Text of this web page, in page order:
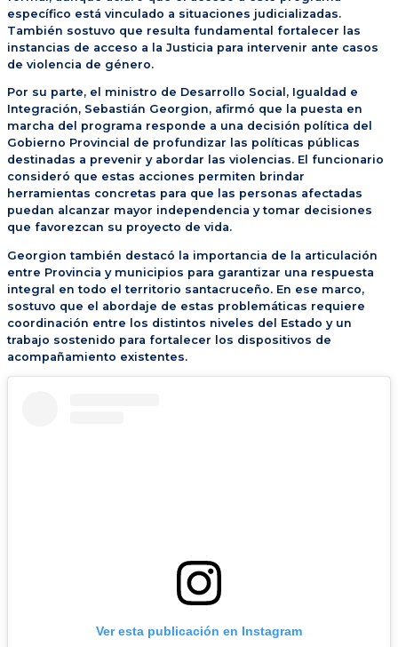
específico está vinculado a situaciones judicializadas.
También sostuvo que resulta fundamental fortalecer las
instancias de acceso a la Justicia para intervenir ante casos
de violencia de género.
Por su parte, el ministro de Desarrollo Social, Igualdad e
Integración, Sebastián Georgion, afirmó que la puesta en
marcha del programa responde a una decisión política del
Gobierno Provincial de profundizar las políticas públicas
destinadas a prevenir y abordar las violencias. El funcionario
consideró que estas acciones permiten brindar
herramientas concretas para que las personas afectadas
puedan alcanzar mayor independencia y tomar decisiones
que favorezcan su proyecto de vida.
Georgion también destacó la importancia de la articulación
entre Provincia y municipios para garantizar una respuesta
integral en todo el territorio santacruceño. En ese marco,
sostuvo que el abordaje de estas problemáticas requiere
coordinación entre los distintos niveles del Estado y un
trabajo sostenido para fortalecer los dispositivos de
acompañamiento existentes.
Ver esta publicación en Instagram